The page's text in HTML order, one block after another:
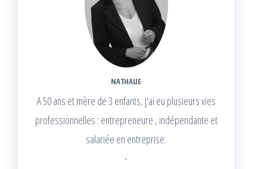
NATHALIE
A 50 ans et mère de 3 enfants, j'ai eu plusieurs vies
professionnelles : entrepreneure , indépendante et
salariée en entreprise.
-